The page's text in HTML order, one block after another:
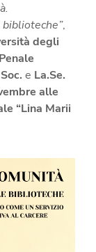
,
degli
e La.Se.
alle
“Lina Marii